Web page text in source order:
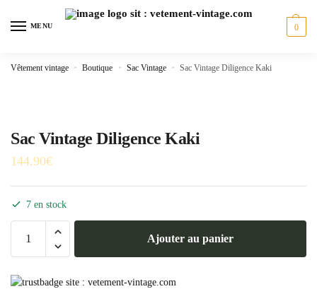
MENU 0
Vêtement vintage » Boutique » Sac Vintage » Sac Vintage Diligence Kaki
Sac Vintage Diligence Kaki
144.90€
7 en stock
Vintage
Ajouter au panier